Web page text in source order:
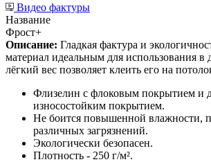
Видео фактуры
Название
Фрост+
Описание: Гладкая фактура и
материал идеальным для использования в
лёгкий вес позволяет клеить его на
Флизелин с флоковым покрытием и
износостойким покрытием.
Не боится повышенной влажности,
различных загрязнений.
Экологически безопасен.
Плотность - 250 г/м².